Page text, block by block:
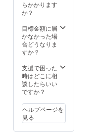
す
真と参
考まで
際届く
中身は
季節に
よって
わりま
すので
写真通
りでは
せん。
発送の
場合は5
月～7月
によっ
て、変
す。 ア
ンスリ
ウムは
周年収
ますの
で、必
ずあり
ます。
にも
ピッタ
リです
「ご支
タッフ
も要望
ば、１
日作業
をやめ
て、必
のみご
対応致
しま
す。 5
部オー
プン致
します
が、12
らかかります
か？
目標金額に届
かなかった場
合どうなりま
すか？
支援で困った
時はどこに相
談したらいい
ですか？
ヘルプページを
見る